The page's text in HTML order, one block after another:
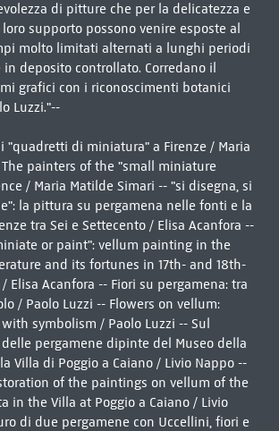
di pitture che per la delicatezza e
supporto possono venire esposte al
molto limitati alternati a lunghi periodi
in deposito controllato. Corredano il
grafici con i riconoscimenti botanici
Luzzi."--
"quadretti di miniatura" a Firenze / Maria
painters of the "small miniature
/ Maria Matilde Simari -- "si disegna, si
la pittura su pergamena nelle fonti e la
tra Sei e Settecento / Elisa Acanfora --
or paint": vellum painting in the
and its fortunes in 17th- and 18th-
Elisa Acanfora -- Fiori su pergamena: tra
/ Paolo Luzzi -- Flowers on vellum:
symbolism / Paolo Luzzi -- Sul
pergamene dipinte del Museo della
Villa di Poggio a Caiano / Livio Nappo --
of the paintings on vellum of the
in the Villa at Poggio a Caiano / Livio
di due pergamene con Uccellini, fiori e